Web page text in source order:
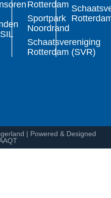
Rotterdam
Sportpark
Noordrand
Schaatsvereniging
Rotterdam (SVR)
| Powered & Designed